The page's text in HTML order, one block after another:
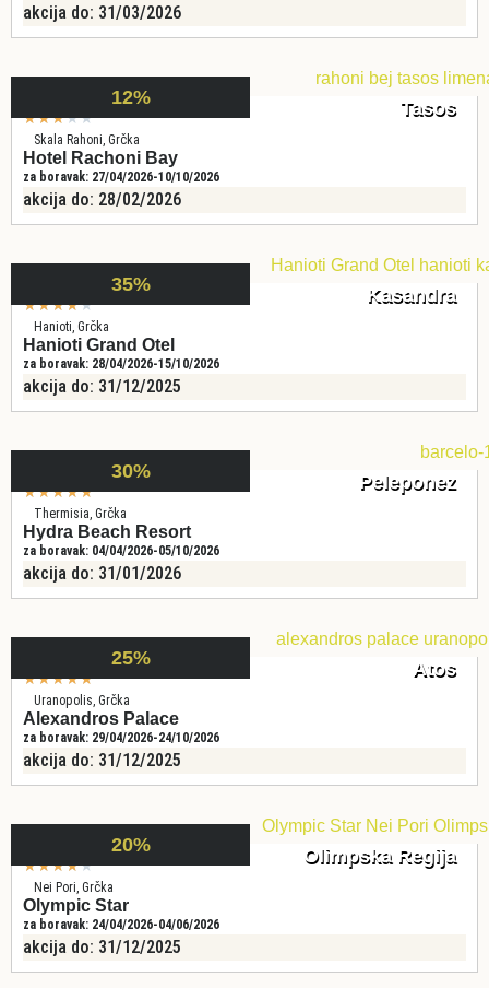
akcija do: 31/03/2026
12% Tasos
★★★★★
Skala Rahoni, Grčka
Hotel Rachoni Bay
za boravak: 27/04/2026-10/10/2026
akcija do: 28/02/2026
35% Kasandra
★★★★★
Hanioti, Grčka
Hanioti Grand Otel
za boravak: 28/04/2026-15/10/2026
akcija do: 31/12/2025
30% Peleponez
★★★★★
Thermisia, Grčka
Hydra Beach Resort
za boravak: 04/04/2026-05/10/2026
akcija do: 31/01/2026
25% Atos
★★★★★
Uranopolis, Grčka
Alexandros Palace
za boravak: 29/04/2026-24/10/2026
akcija do: 31/12/2025
20% Olimpska Regija
★★★★★
Nei Pori, Grčka
Olympic Star
za boravak: 24/04/2026-04/06/2026
akcija do: 31/12/2025